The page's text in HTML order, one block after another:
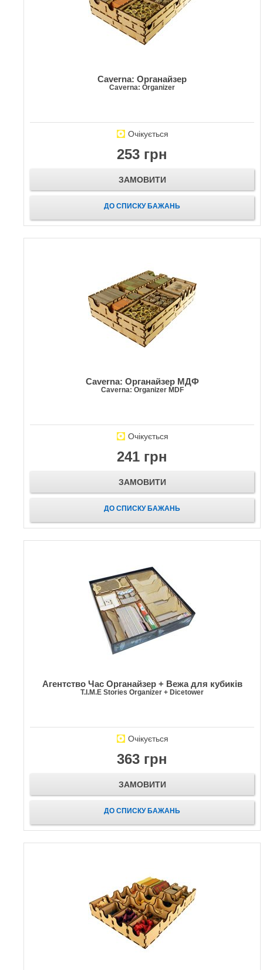
Caverna: Органайзер
Caverna: Organizer
Очікується
253 грн
ЗАМОВИТИ
ДО СПИСКУ БАЖАНЬ
Caverna: Органайзер МДФ
Caverna: Organizer MDF
Очікується
241 грн
ЗАМОВИТИ
ДО СПИСКУ БАЖАНЬ
Агентство Час Органайзер + Вежа для кубиків
T.I.M.E Stories Organizer + Dicetower
Очікується
363 грн
ЗАМОВИТИ
ДО СПИСКУ БАЖАНЬ